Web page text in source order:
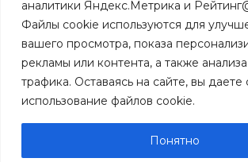
аналитики Яндекс.Метрика и
Файлы cookie используются для
вашего просмотра, показа
рекламы или контента, а также
трафика. Оставаясь на сайте, вы даете
использование файлов cookie.
Понятно
Поиск
разрешения правообладателя.